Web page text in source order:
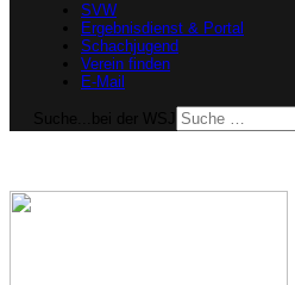
SVW
Ergebnisdienst & Portal
Schachjugend
Verein finden
E-Mail